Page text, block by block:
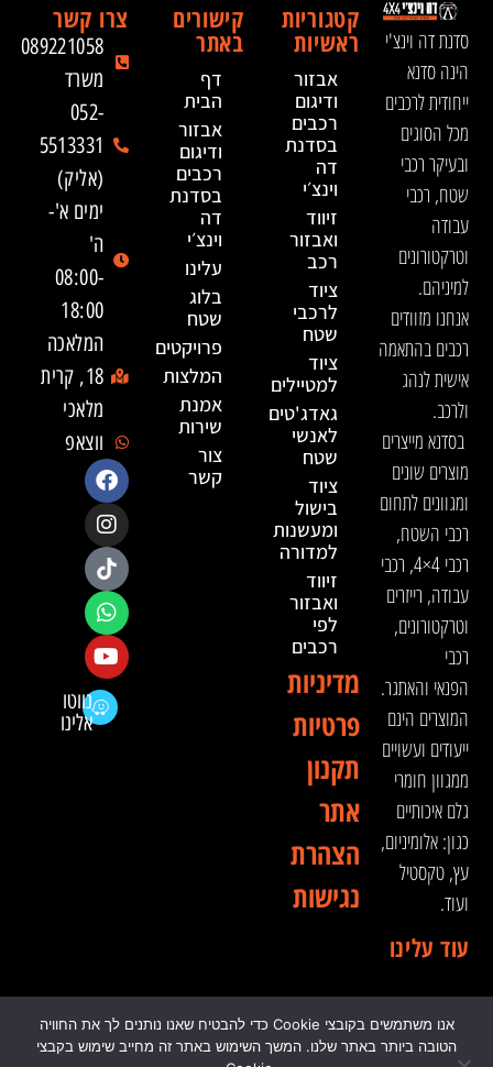
סדנת דה וינצ'י
הינה סדנא
ייחודית לרכבים
מכל הסוגים
ובעיקר רכבי
שטח, רכבי
עבודה
וטרקטורונים
למיניהם.
אנחנו מזוודים
רכבים בהתאמה
אישית לנהג
ולרכב.
בסדנא מייצרים
מוצרים שונים
ומגוונים לתחום
רכבי השטח,
רכבי 4×4, רכבי
עבודה, רייזרים
וטרקטורונים,
רכבי
הפנאי והאתגר.
המוצרים הינם
ייעודים ועשויים
ממגוון חומרי
גלם איכותיים
כגון: אלומיניום,
עץ, טקסטיל
ועוד.
עוד עלינו
קטגוריות
ראשיות
אבזור
ודיגום
רכבים
בסדנת
דה
וינצ׳י
זיווד
ואבזור
רכב
ציוד
לרכבי
שטח
ציוד
למטיילים
גאדג'טים
לאנשי
שטח
ציוד
בישול
ומעשנות
למדורה
זיווד
ואבזור
לפי
רכבים
מדיניות
פרטיות
תקנון
אתר
הצהרת
נגישות
קישורים
באתר
דף
הבית
אבזור
ודיגום
רכבים
בסדנת
דה
וינצ׳י
עלינו
בלוג
שטח
פרויקטים
המלצות
אמנת
שירות
צור
קשר
צרו קשר
089221058
משרד
052-
5513331
(אליק)
ימים א'-
ה'
08:00-
18:00
המלאכה
18, קרית
מלאכי
ווצאפ
נווטו
אלינו
© 2024 כל הזכויות שמורות לדה וינצ'י - הסדנא לאבזור
רכבי שטח
אנו משתמשים בקובצי Cookie כדי להבטיח שאנו נותנים לך את החוויה
הטובה ביותר באתר שלנו. המשך השימוש באתר זה מחייב שימוש בקבצי